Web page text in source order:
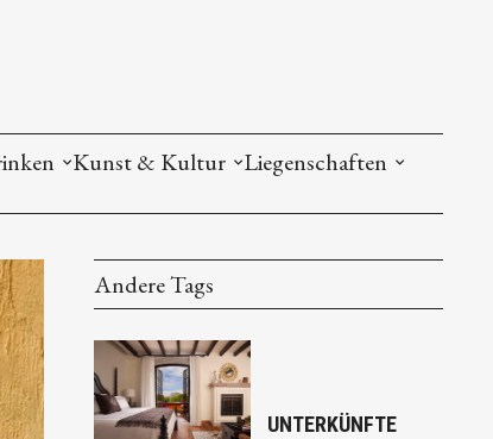
Kunst & Kultur Liegenschaften
Andere Tags
UNTERKÜNFTE